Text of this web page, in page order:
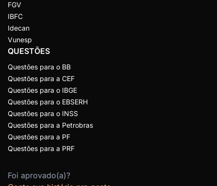
FGV
IBFC
Idecan
Vunesp
QUESTÕES
Questões para o BB
Questões para a CEF
Questões para o IBGE
Questões para o EBSERH
Questões para o INSS
Questões para a Petrobras
Questões para a PF
Questões para a PRF
Foi aprovado(a)?